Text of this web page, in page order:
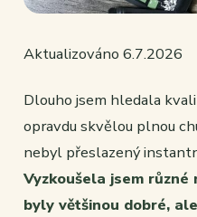
Aktualizováno 6.7.2026
Dlouho jsem hledala
opravdu skvělou plnou
nebyl přeslazený
Vyzkoušela jsem
byly většinou dobré,